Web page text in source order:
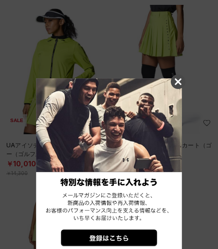
SALE
UAアイソチル フルジップ フーディ
ー（ゴルフ/WOMEN）
￥10,010
30%OFF
￥14,300
SALE
UAウーブン プリーツ スカート（ゴ
ルフ/WOMEN）
￥9,240
30%OFF
￥13,200